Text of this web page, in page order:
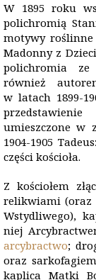
W 1895 roku
polichromią
motywy roślinne
Madonny z
polichromia ze
również
w latach 1899-
umieszczone w
1904-1905
części kościoła.
Z kościołem
relikwiami (oraz
Wstydliwego),
niej
arcybractwo;
oraz
kaplica Matki